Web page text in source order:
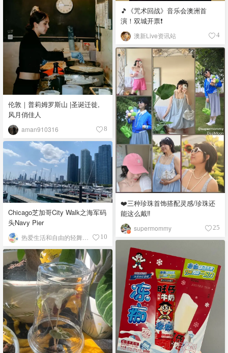
🎵《咒术回战》音乐会澳洲首
演！双城开票❗️
澳新Live资讯站 4
伦敦｜普莉姆罗斯山 |圣诞迁徙,
风月俏佳人
aman910316 8
❤️三种珍珠首饰搭配灵感/珍珠还
能这么戴‼️
supermommy 25
Chicago芝加哥City Walk之海军码
头Navy Pier
10